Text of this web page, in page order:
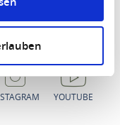
da
Mittelrhein
YOUTUBE